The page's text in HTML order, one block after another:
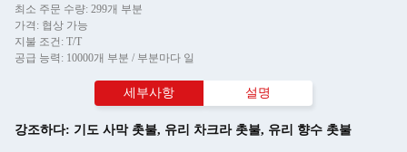
최소 주문 수량: 299개 부분
가격: 협상 가능
지불 조건: T/T
공급 능력: 10000개 부분 / 부분마다 일
세부사항 설명
강조하다: 기도 사막 촛불, 유리 차크라 촛불, 유리 향수 촛불